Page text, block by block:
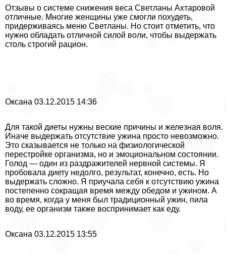
Отзывы о системе снижения веса Светланы Ахтаровой
отличные. Многие женщины уже смогли похудеть,
придерживаясь меню Светланы. Но стоит отметить, что
нужно обладать отличной силой воли, чтобы выдержать
столь строгий рацион.
Оксана 03.12.2015 14:36
Для такой диеты нужны веские причины и железная воля.
Иначе выдержать отсутствие ужина просто невозможно.
Это сказывается не только на физиологической
перестройке организма, но и эмоциональном состоянии.
Голод — один из раздражителей нервной системы. Я
пробовала диету недолго, результат, конечно, есть. Но
выдержать сложно. Я приучала себя к отсутствию ужина
постепенно сокращая время между обедом и ужином. А
во время, когда у меня был традиционный ужин, пила
воду, ее организм также воспринимает как еду.
Оксана 03.12.2015 13:55